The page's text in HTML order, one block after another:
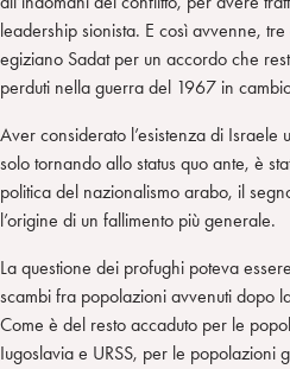
leadership sionista. E così avvenne,
egiziano Sadat per un accordo che
perduti nella guerra del 1967 in
Aver considerato l’esistenza di Israele
solo tornando allo status quo ante, è
politica del nazionalismo arabo, il
l’origine di un fallimento più generale.
La questione dei profughi poteva
scambi fra popolazioni avvenuti dopo
Come è del resto accaduto per le
Iugoslavia e URSS, per le popolazioni